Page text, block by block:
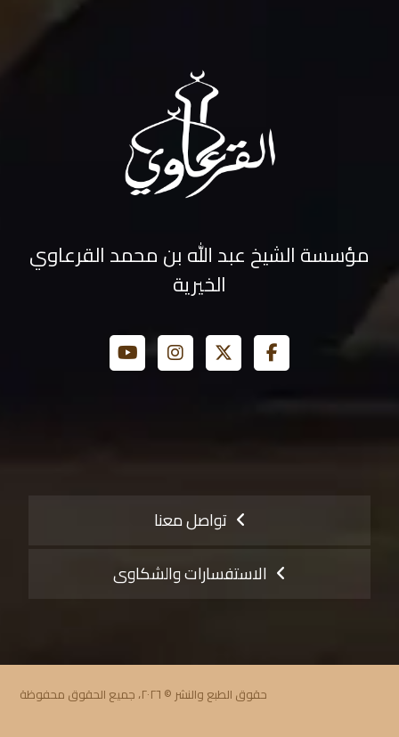
مؤسسة الشيخ عبد الله بن محمد القرعاوي
الخيرية
تواصل معنا
الاستفسارات والشكاوى
حقوق الطبع والنشر © ٢٠٢٦، جميع الحقوق محفوظة